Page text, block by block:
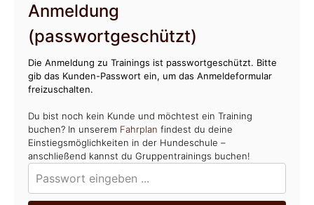
Anmeldung
(passwortgeschützt)
Die Anmeldung zu Trainings ist passwortgeschützt. Bitte
gib das Kunden-Passwort ein, um das Anmeldeformular
freizuschalten.
Du bist noch kein Kunde und möchtest ein Training
buchen? In unserem Fahrplan findest du deine
Einstiegsmöglichkeiten in der Hundeschule –
anschließend kannst du Gruppentrainings buchen!